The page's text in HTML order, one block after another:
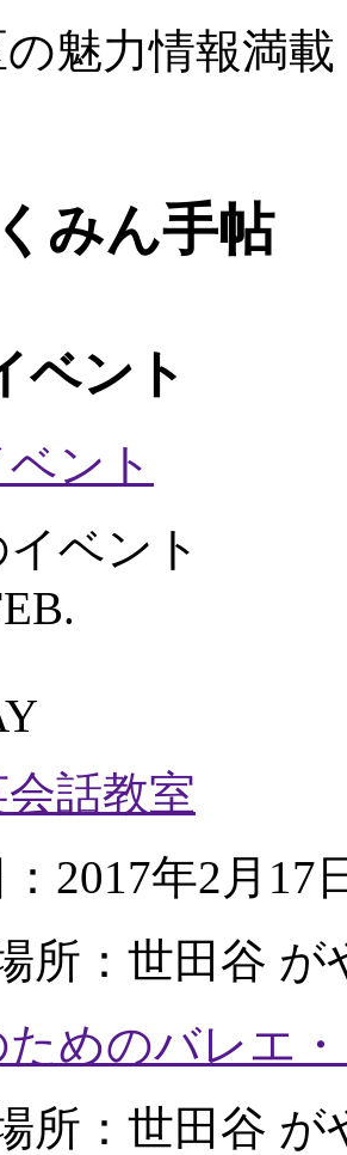
魅力情報満載
みん手帖
ベント
ント
ベント
話教室
2017年2月17
所：世田谷
ためのバレエ
所：世田谷